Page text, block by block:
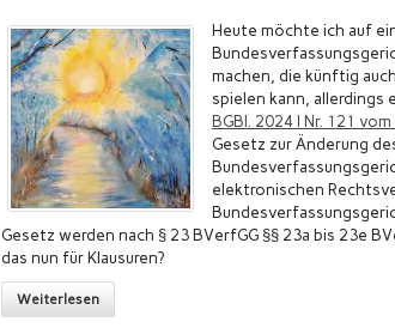
Heute möchte ich auf
machen, die künftig
spielen kann, allerdings
BGBl. 2024 I Nr. 121
Gesetz zur Änderung
elektronischen
Gesetz werden nach § 23 BVerfGG §§ 23a bis 23e
das nun für Klausuren?
Weiterlesen